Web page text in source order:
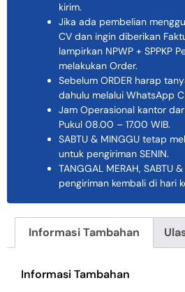
kirim.
Jika ada pembelian
CV dan ingin diberikan
lampirkan NPWP + SPPKP
melakukan Order.
Sebelum ORDER harap
dahulu melalui WhatsApp
Jam Operasional kantor
Pukul 08.00 – 17.00 WIB.
SABTU & MINGGU tetap
untuk pengiriman SENIN.
TANGGAL MERAH, SABTU
pengiriman kembali di hari
Informasi Tambahan
Informasi Tambahan